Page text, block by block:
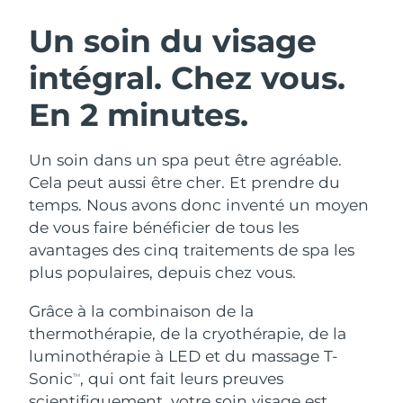
Un soin du visage
intégral. Chez vous.
En 2 minutes.
Un soin dans un spa peut être agréable.
Cela peut aussi être cher. Et prendre du
temps. Nous avons donc inventé un moyen
de vous faire bénéficier de tous les
avantages des cinq traitements de spa les
plus populaires, depuis chez vous.
Grâce à la combinaison de la
thermothérapie, de la cryothérapie, de la
luminothérapie à LED et du massage T-
SonicTM, qui ont fait leurs preuves
Nettoyage du visage
Anti-aging massage
LUNA™ 4 Plus
Massage, LED heating
LUNA™ 4 Men
For men, anti-aging massage
Lifting
Microcurrent toning
BEAR™ 2 go
Microcurrent toning on-the-go
BEAR™ 2 eyes & lips
Microcurrent line smoothing device
Hydratation
UFO™ 3 coffret
Deep facial hydration
UFO™ 3 LED
Near-infrared and red light therapy
device
Soin bucco-dentaire
issa™ 4
Hybrid silicone sonic toothbrush
issa™ 4 plus
Smart hybrid silicone sonic toothbrush
FAQ™ TRAITEMENT ANTI-ÂGE
Anti-âge Traitements LED
NEW
Autriche Livraison estimée
Bahreïn Livraison estimée8/11/26
Belgique Livraison estimée
Bermudes Livraison estimée8/16/26
Bosnie-Herzégovine Livraison estimée
Bulgarie Livraison estimée
Canada Livraison estimée 8/14/26
Chili Livraison estimée